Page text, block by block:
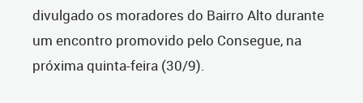
divulgado os moradores do Bairro Alto durante
um encontro promovido pelo Consegue, na
próxima quinta-feira (30/9).